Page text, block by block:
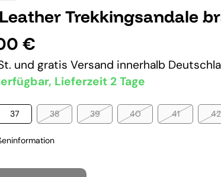
Trekkingsandale
€
und gratis Versand innerhalb
Lieferzeit 2 Tage
37 38 39 40 41 42